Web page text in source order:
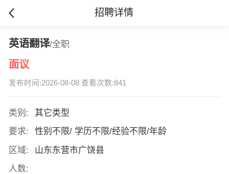
招聘详情
英语翻译/全职
面议
发布时间:2026-08-08 查看次数:841
类别:
其它类型
要求:
性别不限/ 学历不限/经验不限/年龄
区域:
山东东营市广饶县
人数: